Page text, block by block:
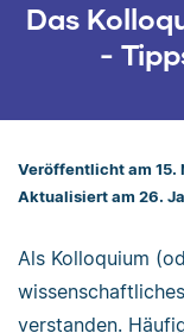
Das
-
Veröffentlicht am 15.
Aktualisiert am 26.
Als Kolloquium
verstanden.